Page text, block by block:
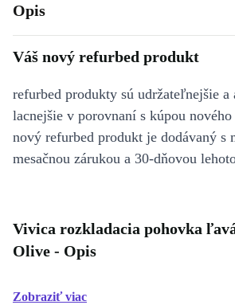
Opis
Váš nový refurbed produkt
refurbed produkty sú udržateľnejšie a
lacnejšie v porovnaní s kúpou
nový refurbed produkt je dodávaný s
mesačnou zárukou a 30-dňovou
Vivica rozkladacia pohovka
Olive - Opis
Zobraziť viac